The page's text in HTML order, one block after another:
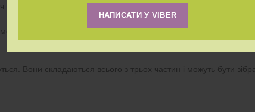
НАПИСАТИ У VIBER
є автономним пристроєм для ефективного зціджування без рук.
вашої дитини – спочатку швидше, щоб стимулювати
Вони складаються всього з трьох частин і можуть бути